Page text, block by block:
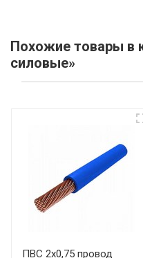
Похожие товары в
силовые»
ПВС 2х0,75 провод